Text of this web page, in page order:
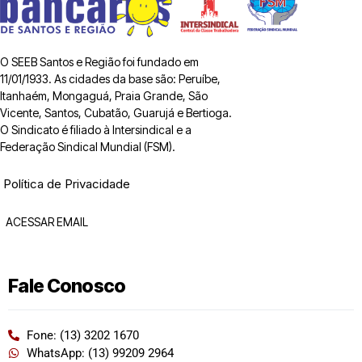
O SEEB Santos e Região foi fundado em
11/01/1933. As cidades da base são: Peruíbe,
Itanhaém, Mongaguá, Praia Grande, São
Vicente, Santos, Cubatão, Guarujá e Bertioga.
O Sindicato é filiado à Intersindical e a
Federação Sindical Mundial (FSM).
Política de Privacidade
ACESSAR EMAIL
Fale Conosco
Fone: (13) 3202 1670
WhatsApp: (13) 99209 2964